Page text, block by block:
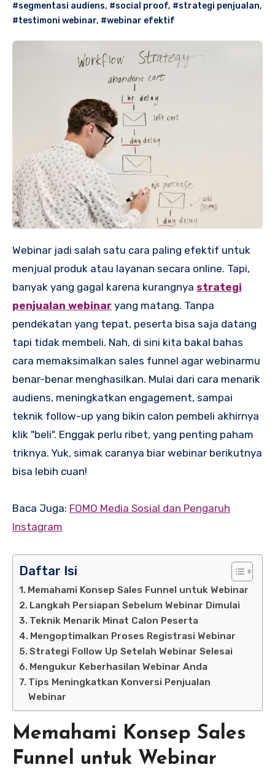
#segmentasi audiens, #social proof, #strategi penjualan,
#testimoni webinar, #webinar efektif
Webinar jadi salah satu cara paling efektif untuk
menjual produk atau layanan secara online. Tapi,
banyak yang gagal karena kurangnya strategi
penjualan webinar yang matang. Tanpa
pendekatan yang tepat, peserta bisa saja datang
tapi tidak membeli. Nah, di sini kita bakal bahas
cara memaksimalkan sales funnel agar webinarmu
benar-benar menghasilkan. Mulai dari cara menarik
audiens, meningkatkan engagement, sampai
teknik follow-up yang bikin calon pembeli akhirnya
klik "beli". Enggak perlu ribet, yang penting paham
triknya. Yuk, simak caranya biar webinar berikutnya
bisa lebih cuan!
Baca Juga: FOMO Media Sosial dan Pengaruh
Instagram
Daftar Isi
Memahami Konsep Sales Funnel untuk Webinar
Langkah Persiapan Sebelum Webinar Dimulai
Teknik Menarik Minat Calon Peserta
Mengoptimalkan Proses Registrasi Webinar
Strategi Follow Up Setelah Webinar Selesai
Mengukur Keberhasilan Webinar Anda
Tips Meningkatkan Konversi Penjualan
Webinar
Memahami Konsep Sales
Funnel untuk Webinar